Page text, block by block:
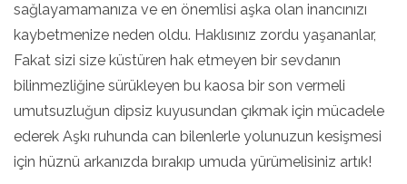
sağlayamamanıza ve en önemlisi aşka olan inancınızı
kaybetmenize neden oldu. Haklısınız zordu yaşananlar,
Fakat sizi size küstüren hak etmeyen bir sevdanın
bilinmezliğine sürükleyen bu kaosa bir son vermeli
umutsuzluğun dipsiz kuyusundan çıkmak için mücadele
ederek Aşkı ruhunda can bilenlerle yolunuzun kesişmesi
için hüznü arkanızda bırakıp umuda yürümelisiniz artık!